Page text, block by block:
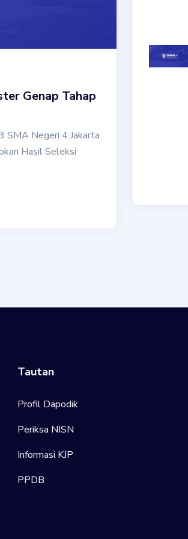
Genap Tahap
SMA Negeri 4 Jakarta
Hasil Seleksi
Tautan
Profil Dapodik
Periksa NISN
Informasi KJP
PPDB